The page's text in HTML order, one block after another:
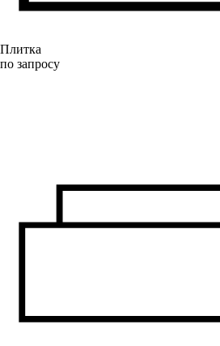
Плитка
по запросу